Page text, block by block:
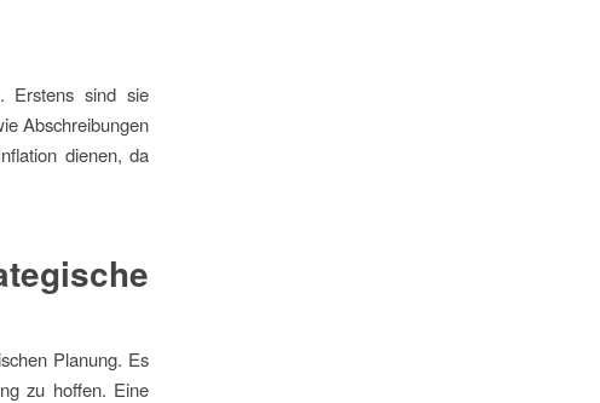
Erstens sind sie
Abschreibungen
dienen, da
Planung. Es
zu hoffen. Eine